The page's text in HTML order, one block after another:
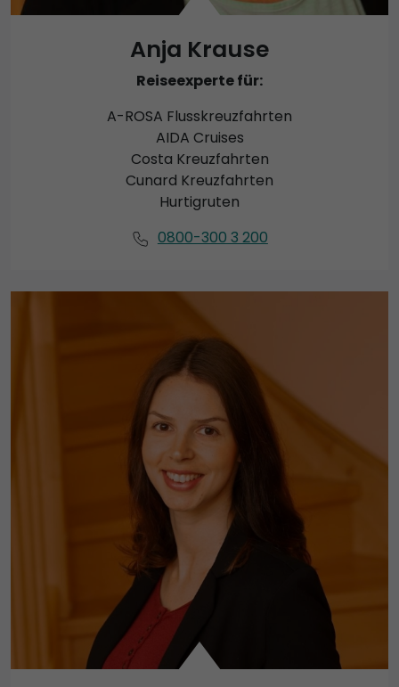
Anja Krause
Reiseexperte für:
A-ROSA Flusskreuzfahrten
AIDA Cruises
Costa Kreuzfahrten
Cunard Kreuzfahrten
Hurtigruten
0800-300 3 200